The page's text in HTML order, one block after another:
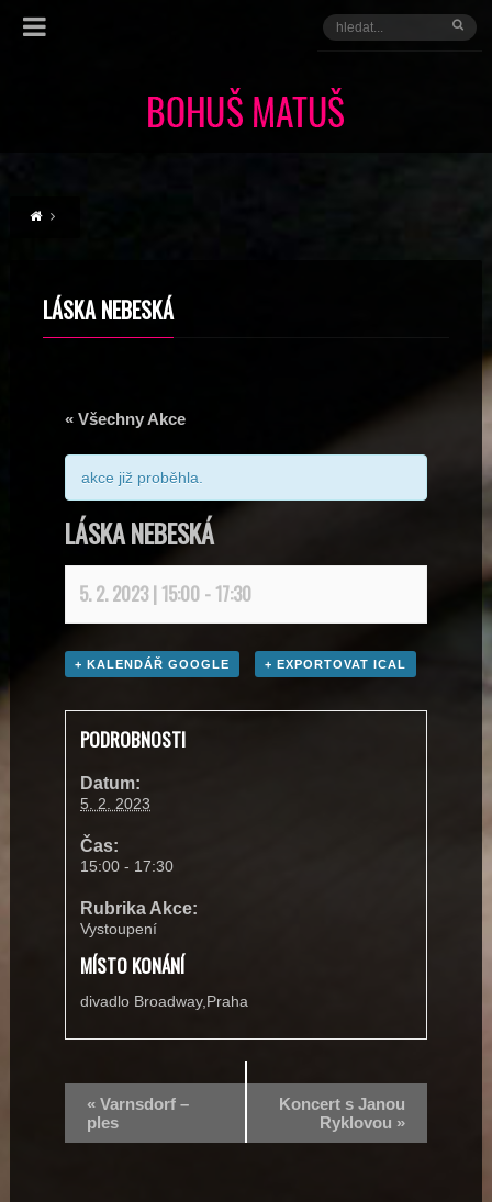
LÁSKA NEBESKÁ
« Všechny Akce
akce již proběhla.
LÁSKA NEBESKÁ
5. 2. 2023 | 15:00- 17:30
+ KALENDÁŘ GOOGLE + EXPORTOVAT ICAL
PODROBNOSTI
Datum:
5. 2. 2023
Čas:
15:00 - 17:30
Rubrika Akce:
Vystoupení
MÍSTO KONÁNÍ
divadlo Broadway,Praha
«Varnsdorf –
ples
Koncert s Janou
Ryklovou »